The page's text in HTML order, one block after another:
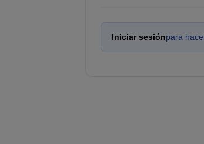
Iniciar sesiónpara